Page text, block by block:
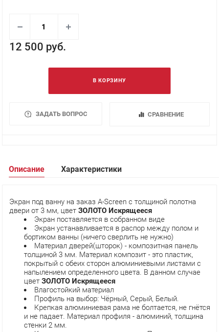
12 500 руб.
В КОРЗИНУ
ЗАДАТЬ ВОПРОС СРАВНЕНИЕ
Описание Характеристики
Экран под ванну на заказ A-Screen с толщиной полотна
двери от 3 мм, цвет ЗОЛОТО Искрящееся
Экран поставляется в собранном виде
Экран устанавливается в распор между полом и
бортиком ванны (ничего сверлить не нужно)
Материал дверей(шторок) - композитная панель
толщиной 3 мм. Материал композит - это пластик,
покрытый с обеих сторон алюминиевыми листами с
напылением определенного цвета. В данном случае
цвет ЗОЛОТО Искрящееся
Влагостойкий материал
Профиль на выбор: Чёрный, Серый, Белый.
Крепкая алюминиевая рама не болтается, не гнётся
и не падает. Материал профиля - алюминий, толщина
стенки 2 мм.